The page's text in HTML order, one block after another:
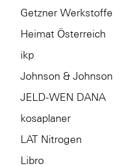
Getzner Werkstoffe
Heimat Österreich
ikp
Johnson & Johnson
JELD-WEN DANA
kosaplaner
LAT Nitrogen
Libro